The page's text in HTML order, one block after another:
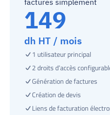
factures simplement
149
dh HT / mois
1 utilisateur principal
2 droits d’accès
Génération de factures
Création de devis
Liens de facturation